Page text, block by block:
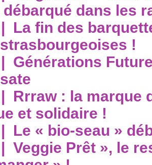
débarqué dans les
| La fin des
!
| Générations
| Rrraw : la marque
et solidaire !
| Le « bio-seau »
| Veggie Prêt », le